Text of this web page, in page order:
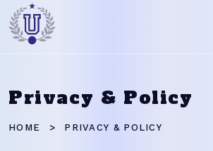
Privacy & Policy
HOME PRIVACY & POLICY